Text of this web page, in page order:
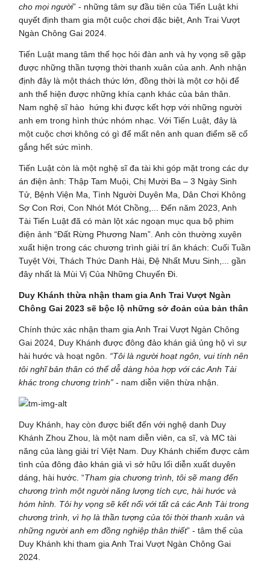
cho mọi người” - những tâm sự đầu tiên của Tiến Luật khi
quyết định tham gia một cuộc chơi đặc biệt, Anh Trai Vượt
Ngàn Chông Gai 2024.
Tiến Luật mang tâm thế học hỏi đàn anh và hy vọng sẽ gặp
được những thần tượng thời thanh xuân của anh. Anh nhận
định đây là một thách thức lớn, đồng thời là một cơ hội để
anh thể hiện được những khía cạnh khác của bản thân.
Nam nghệ sĩ hào hứng khi được kết hợp với những người
anh em trong hình thức nhóm nhạc. Với Tiến Luật, đây là
một cuộc chơi không có gì để mất nên anh quan điểm sẽ cố
gắng hết sức mình.
Tiến Luật còn là một nghệ sĩ đa tài khi góp mặt trong các dự
án điện ảnh: Thập Tam Muội, Chị Mười Ba – 3 Ngày Sinh
Tử, Bệnh Viện Ma, Tình Người Duyên Ma, Dân Chơi Không
Sợ Con Rơi, Con Nhót Mót Chồng,... Đến năm 2023, Anh
Tài Tiến Luật đã có màn lột xác ngoạn mục qua bộ phim
điện ảnh “Đất Rừng Phương Nam”. Anh còn thường xuyên
xuất hiện trong các chương trình giải trí ăn khách: Cuối Tuần
Tuyệt Vời, Thách Thức Danh Hài, Đệ Nhất Mưu Sinh,... gần
đây nhất là Mùi Vị Của Những Chuyến Đi.
Duy Khánh thừa nhận tham gia Anh Trai Vượt Ngàn
Chông Gai 2023 sẽ bộc lộ những sở đoản của bản thân
Chính thức xác nhận tham gia Anh Trai Vượt Ngàn Chông
Gai 2024, Duy Khánh được đông đảo khán giả ủng hộ vì sự
hài hước và hoạt ngôn. “Tôi là người hoạt ngôn, vui tính nên
tôi nghĩ bản thân có thể dễ dàng hòa hợp với các Anh Tài
khác trong chương trình” - nam diễn viên thừa nhận.
Duy Khánh, hay còn được biết đến với nghệ danh Duy
Khánh Zhou Zhou, là một nam diễn viên, ca sĩ, và MC tài
năng của làng giải trí Việt Nam. Duy Khánh chiếm được cảm
tình của đông đảo khán giả vì sở hữu lối diễn xuất duyên
dáng, hài hước. “Tham gia chương trình, tôi sẽ mang đến
chương trình một người năng lượng tích cực, hài hước và
hóm hỉnh. Tôi hy vọng sẽ kết nối với tất cả các Anh Tài trong
chương trình, vì họ là thần tượng của tôi thời thanh xuân và
những người anh em đồng nghiệp thân thiết” - tâm thế của
Duy Khánh khi tham gia Anh Trai Vượt Ngàn Chông Gai
2024.